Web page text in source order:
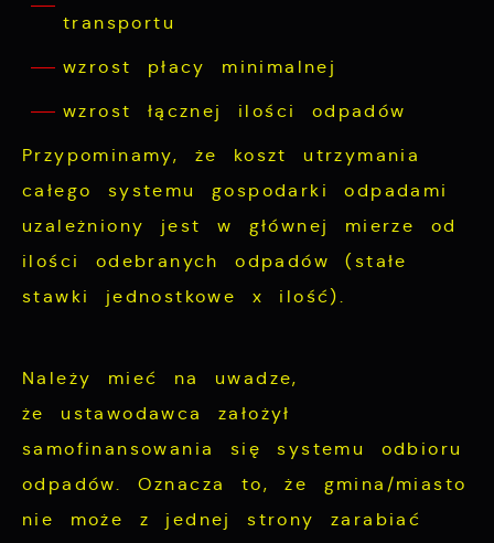
transportu
wzrost płacy minimalnej
wzrost łącznej ilości odpadów
Przypominamy, że koszt utrzymania
całego systemu gospodarki odpadami
uzależniony jest w głównej mierze od
ilości odebranych odpadów (stałe
stawki jednostkowe x ilość).
Należy mieć na uwadze,
że ustawodawca założył
samofinansowania się systemu odbioru
odpadów. Oznacza to, że gmina/miasto
nie może z jednej strony zarabiać
postaci wiadomości, ofert, komunikatów